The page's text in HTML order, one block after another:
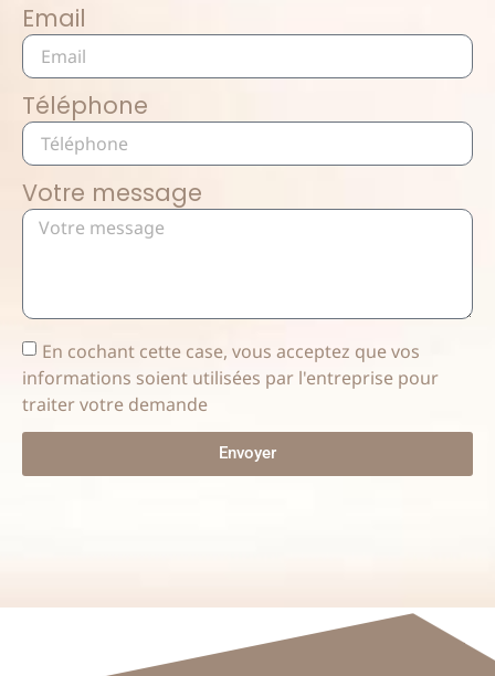
Email
Téléphone
Votre message
En cochant cette case, vous acceptez que vos
informations soient utilisées par l'entreprise pour
traiter votre demande
Envoyer